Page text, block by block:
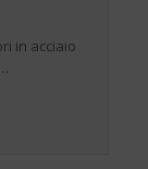
in acciaio